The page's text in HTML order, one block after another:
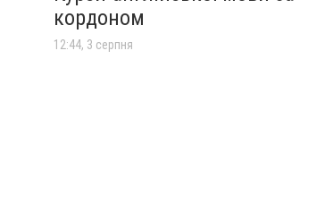
кордоном
12:44, 3 серпня